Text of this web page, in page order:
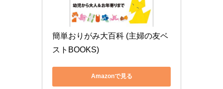
簡単おりがみ大百科 (主婦の友ベ
ストBOOKS)
Amazonで見る